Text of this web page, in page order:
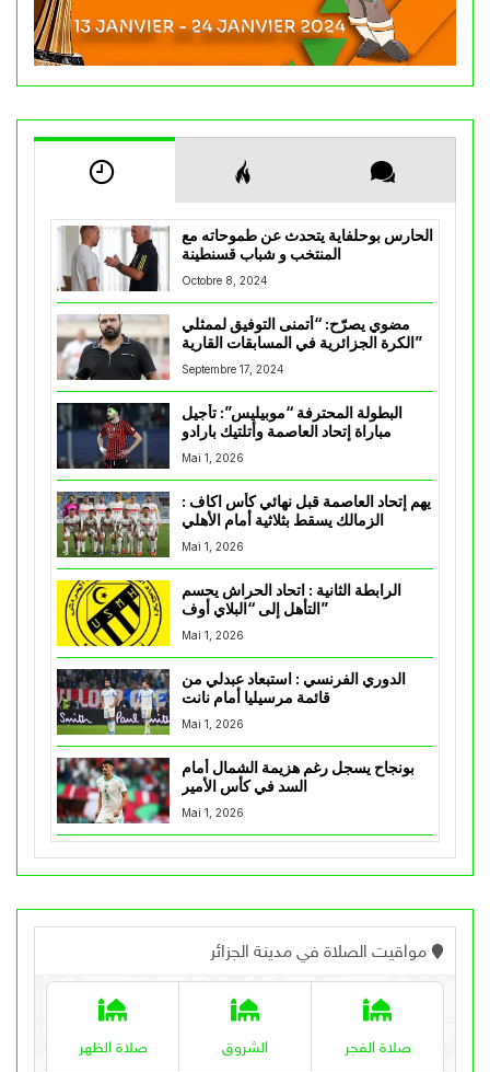
الحارس بوحلفاية يتحدث عن طموحاته مع
المنتخب و شباب قسنطينة
Octobre 8, 2024
مضوي يصرّح: “أتمنى التوفيق لممثلي
الكرة الجزائرية في المسابقات القارية”
Septembre 17, 2024
البطولة المحترفة “موبيليس”: تأجيل
مباراة إتحاد العاصمة وأتلتيك بارادو
Mai 1, 2026
يهم إتحاد العاصمة قبل نهائي كأس اكاف :
Mai 1, 2026
الرابطة الثانية : اتحاد الحراش يحسم
التأهل إلى “البلاي أوف”
Mai 1, 2026
الدوري الفرنسي : استبعاد عبدلي من
قائمة مرسيليا أمام نانت
Mai 1, 2026
بونجاح يسجل رغم هزيمة الشمال أمام
السد في كأس الأمير
Mai 1, 2026